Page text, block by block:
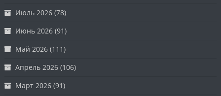
Июль 2026 (78)
Июнь 2026 (91)
Май 2026 (111)
Апрель 2026 (106)
Март 2026 (91)